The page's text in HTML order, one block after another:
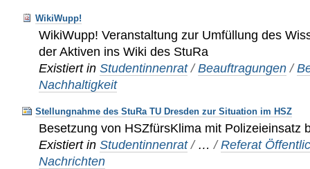
WikiWupp!
WikiWupp! Veranstaltung zur Umfüllung des
der Aktiven ins Wiki des StuRa
Existiert in Studentinnenrat /Beauftragungen /
Nachhaltigkeit
Stellungnahme des StuRa TU Dresden zur Situation im HSZ
Besetzung von HSZfürsKlima mit Polizeieinsatz
Existiert in Studentinnenrat / …/Referat
Nachrichten